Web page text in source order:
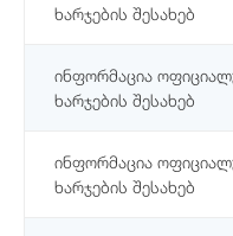
ხარჯების შესახებ
ინფორმაცია
ხარჯების შესახებ
ინფორმაცია
ხარჯების შესახებ